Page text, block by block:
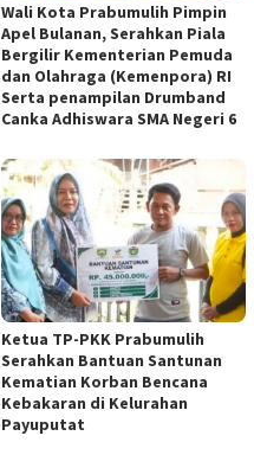
Wali Kota Prabumulih Pimpin
Apel Bulanan, Serahkan Piala
Bergilir Kementerian Pemuda
dan Olahraga (Kemenpora) RI
Serta penampilan Drumband
Canka Adhiswara SMA Negeri 6
Ketua TP-PKK Prabumulih
Serahkan Bantuan Santunan
Kematian Korban Bencana
Kebakaran di Kelurahan
Payuputat